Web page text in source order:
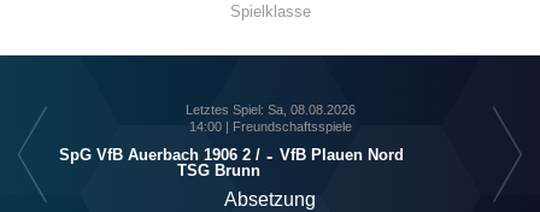
Spielklasse
Letztes Spiel: Sa, 08.08.2026
14:00 | Freundschaftsspiele
SpG VfB Auerbach 1906 2 /​
TSG Brunn
- VfB Plauen Nord
Absetzung